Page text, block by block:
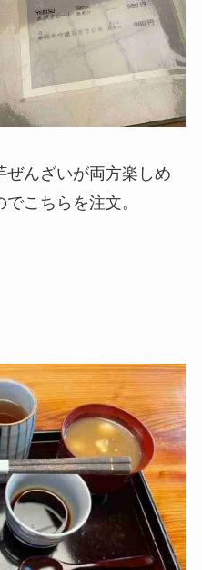
んざいが両方楽しめ
こちらを注文。